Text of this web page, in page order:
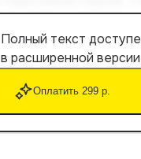
Полный текст
в расширенной версии
Оплатить 299 р.